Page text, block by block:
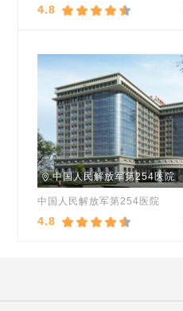
4.8
中国人民解放军第254医院
中国人民解放军第254医院
4.8